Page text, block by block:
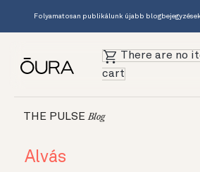
Folyamatosan publikálunk újabb
There are no
cart
THE PULSEBlog
Alvás